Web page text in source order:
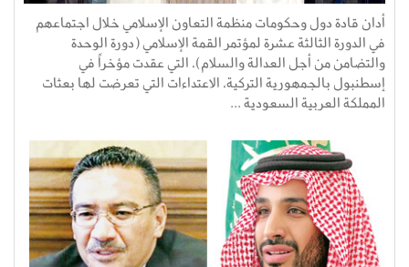
أدان قادة دول وحكومات منظمة التعاون الإسلامي خلال اجتماعهم
في الدورة الثالثة عشرة لمؤتمر القمة الإسلامي (دورة الوحدة
والتضامن من أجل العدالة والسلام)، التي عقدت مؤخراً في
إسطنبول بالجمهورية التركية، الاعتداءات التي تعرضت لها بعثات
المملكة العربية السعودية ...